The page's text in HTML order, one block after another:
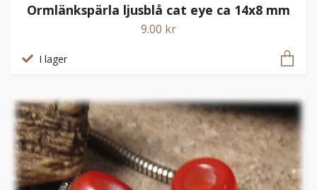
Ormlänkspärla ljusblå cat eye ca 14x8 mm
9.00 kr
I lager